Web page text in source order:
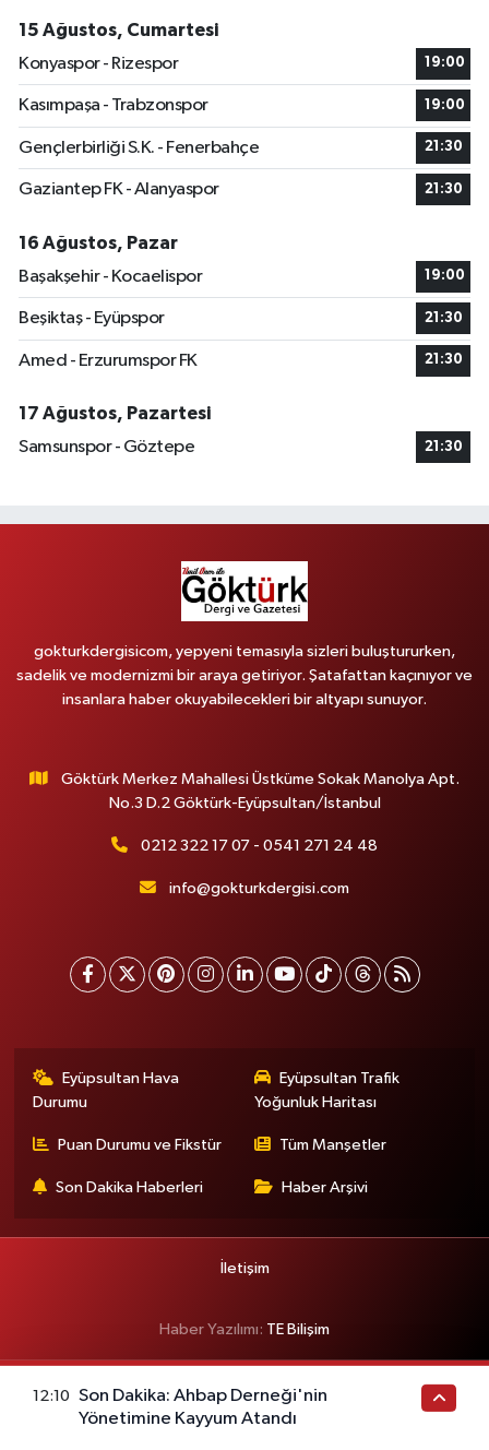
15 Ağustos, Cumartesi
Konyaspor - Rizespor
19:00
Kasımpaşa - Trabzonspor 19:00
Gençlerbirliği S.K. - Fenerbahçe 21:30
Gaziantep FK - Alanyaspor 21:30
16 Ağustos, Pazar
Başakşehir - Kocaelispor
19:00
Beşiktaş - Eyüpspor 21:30
Amed - Erzurumspor FK 21:30
17 Ağustos, Pazartesi
Samsunspor - Göztepe
21:30
gokturkdergisicom, yepyeni temasıyla sizleri buluştururken,
sadelik ve modernizmi bir araya getiriyor. Şatafattan kaçınıyor ve
insanlara haber okuyabilecekleri bir altyapı sunuyor.
Göktürk Merkez Mahallesi Üstküme Sokak Manolya Apt.
No.3 D.2 Göktürk-Eyüpsultan/İstanbul
0212 322 17 07 - 0541 271 24 48
info@gokturkdergisi.com
Eyüpsultan Hava
Durumu
Eyüpsultan Trafik
Yoğunluk Haritası
Puan Durumu ve Fikstür Tüm Manşetler
Son Dakika Haberleri Haber Arşivi
İletişim
Haber Yazılımı: TE Bilişim
12:10
Son Dakika: Ahbap Derneği'nin
Yönetimine Kayyum Atandı